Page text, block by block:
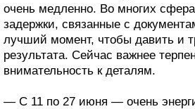
очень медленно. Во многих
задержки, связанные с
лучший момент, чтобы давить и
результата. Сейчас важнее
внимательность к деталям.
— С 11 по 27 июня — очень